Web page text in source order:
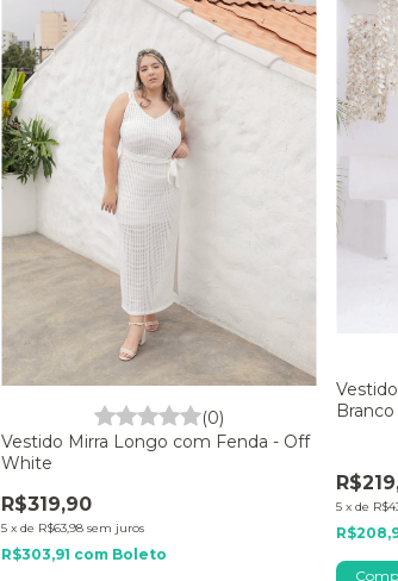
(0)
Vestido Mirra Longo com Fenda - Off
White
R$319,90
5 x de R$63,98 sem juros
R$303,91 com Boleto
Branco
5 x de